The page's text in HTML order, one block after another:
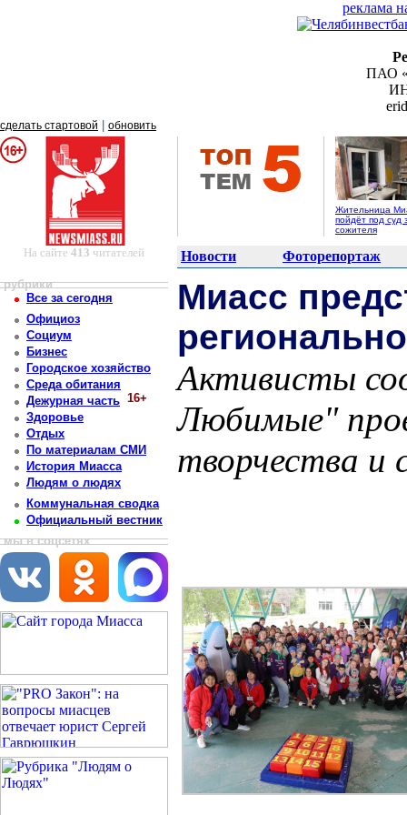
реклама
ПАО
сделать стартовой обновить
Жительница
пойдёт под суд
сожителя
На сайте 413 читателей Новости Фоторепортаж
рубрики
Все за сегодня
Официоз
Социум
Бизнес
Городское хозяйство
Среда обитания
Дежурная часть 16+
Здоровье
Отдых
По материалам СМИ
История Миасса
Людям о людях
Коммунальная сводка
Официальный вестник
мы в соцсетях
Миасс
Активисты
Любимые"
творчества и